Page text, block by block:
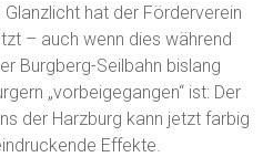
hat der Förderverein
– auch wenn dies während
Burgberg-Seilbahn bislang
„vorbeigegangen“ ist: Der
der Harzburg kann jetzt farbig
Effekte.